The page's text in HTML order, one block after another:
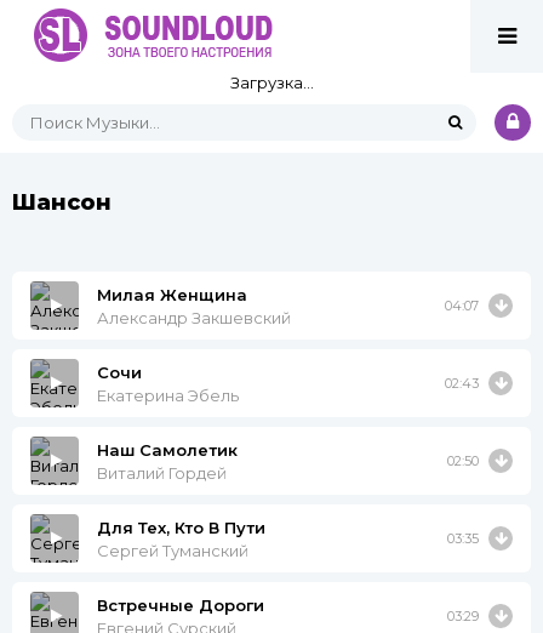
Загрузка...
Шансон
Милая Женщина
Александр Закшевский
04:07
Сочи
Екатерина Эбель
02:43
Наш Самолетик
Виталий Гордей
02:50
Для Тех, Кто В Пути
Сергей Туманский
03:35
Встречные Дороги
Евгений Сурский
03:29